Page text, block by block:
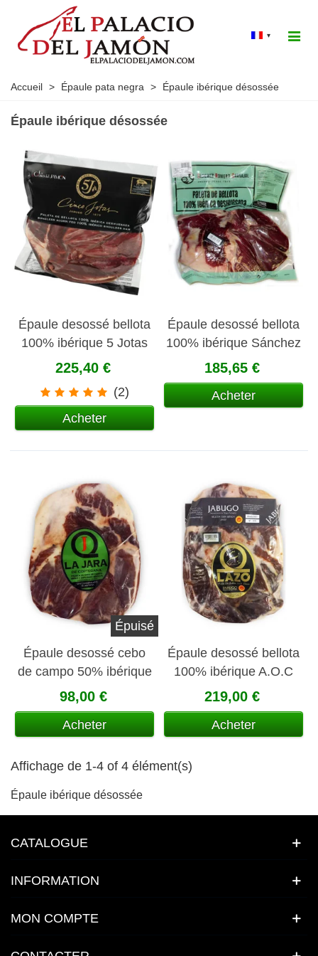
▾
Accueil > Épaule pata negra > Épaule ibérique désossée
Épaule ibérique désossée
Épaule desossé bellota
100% ibérique 5 Jotas
225,40 €
(2)
Acheter
Épaule desossé bellota
100% ibérique Sánchez
Romero
185,65 €
Acheter
Épuisé
Épaule desossé cebo
de campo 50% ibérique
La Jara
98,00 €
Acheter
Épaule desossé bellota
100% ibérique A.O.C
Jabugo
219,00 €
Acheter
Affichage de 1-4 of 4 élément(s)
Épaule ibérique désossée
CATALOGUE
INFORMATION
MON COMPTE